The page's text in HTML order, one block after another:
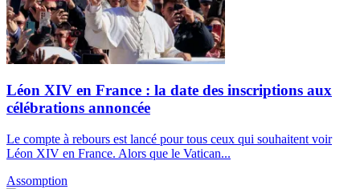
Léon XIV en France : la date des inscriptions aux
célébrations annoncée
Le compte à rebours est lancé pour tous ceux qui souhaitent voir
Léon XIV en France. Alors que le Vatican...
Assomption